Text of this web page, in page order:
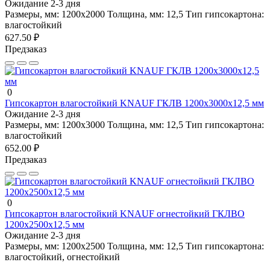
Ожидание 2-3 дня
Размеры, мм: 1200х2000 Толщина, мм: 12,5 Тип гипсокартона:
влагостойкий
627.50 ₽
Предзаказ
0
Гипсокартон влагостойкий KNAUF ГКЛВ 1200х3000х12,5 мм
Ожидание 2-3 дня
Размеры, мм: 1200х3000 Толщина, мм: 12,5 Тип гипсокартона:
влагостойкий
652.00 ₽
Предзаказ
0
Гипсокартон влагостойкий KNAUF огнестойкий ГКЛВО
1200х2500х12,5 мм
Ожидание 2-3 дня
Размеры, мм: 1200х2500 Толщина, мм: 12,5 Тип гипсокартона:
влагостойкий, огнестойкий